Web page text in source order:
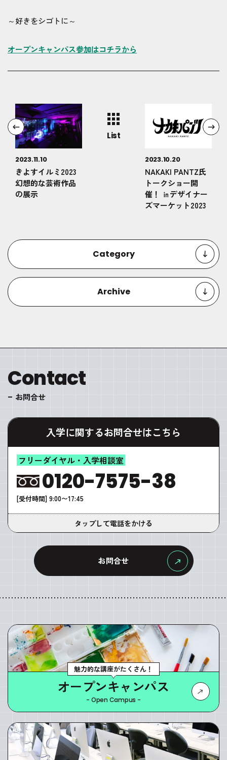
～好きをシゴトに～
オープンキャンパス参加はコチラから
2023.11.10
きよすイルミ2023
幻想的な芸術作品
の展示
List
2023.10.20
NAKAKI PANTZ氏
トークショー開
催！ ㏌デザイナー
ズマーケット2023
Category
Archive
Contact
お問合せ
入学に関するお問合せはこちら
フリーダイヤル・入学相談室
0120-7575-38
[受付時間] 9:00〜17:45
タップして電話をかける
お問合せ
魅力的な講座がたくさん！
オープンキャンパス
- Open Campus -